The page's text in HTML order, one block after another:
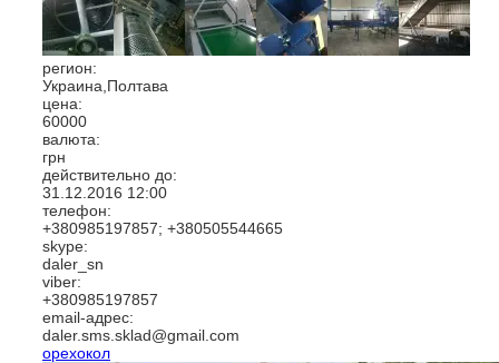
регион:
Украина,Полтава
цена:
60000
валюта:
грн
действительно до:
31.12.2016 12:00
телефон:
+380985197857; +380505544665
skype:
daler_sn
viber:
+380985197857
email-адрес:
daler.sms.sklad@gmail.com
орехокол